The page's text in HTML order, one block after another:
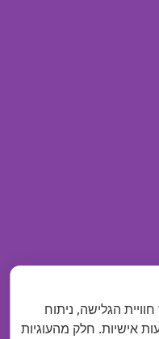
הגלישה, ניתוח
אישיות. חלק מהעוגיות